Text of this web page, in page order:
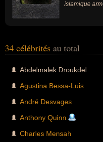
islamique
djihadiste au
au cours de
34 célébrités au total
Abdelmalek Droukdel
Agustina Bessa-Luis
André Desvages
Anthony Quinn
Charles Mensah